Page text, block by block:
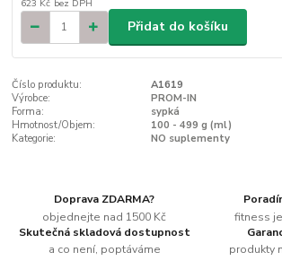
623 Kč bez DPH
Přidat do košíku
Číslo produktu:
A1619
Výrobce:
PROM-IN
Forma:
sypká
Hmotnost/Objem:
100 - 499 g (ml)
Kategorie:
NO suplementy
Doprava ZDARMA?
objednejte nad 1500 Kč
fitness
Skutečná skladová dostupnost
a co není, poptáváme
produkty